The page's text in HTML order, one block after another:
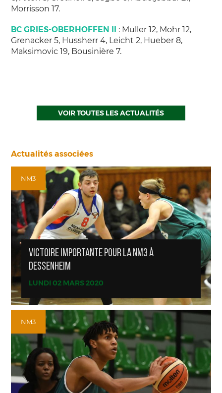
Morrisson 17.
BC GRIES-OBERHOFFEN II : Muller 12, Mohr 12,
Grenacker 5, Hussherr 4, Leicht 2, Hueber 8,
Maksimovic 19, Bousinière 7.
VOIR TOUTES LES ACTUALITÉS
Actualités associées
NM3
VICTOIRE IMPORTANTE POUR LA NM3 À
DESSENHEIM
LUNDI 02 MARS 2020
NM3